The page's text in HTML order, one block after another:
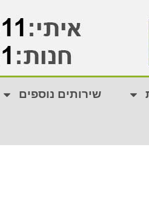
שירותים נוספים